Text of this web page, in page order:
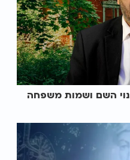
השם ושמות משפחה